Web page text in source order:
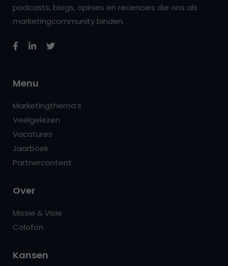
podcasts, blogs, opinies en recencies die ons als
marketingcommunity binden.
Menu
Marketingthema’s
Veelgelezen
Vacatures
Jaarboek
Partnercontent
Over
Missie & Visie
Colofon
Kansen